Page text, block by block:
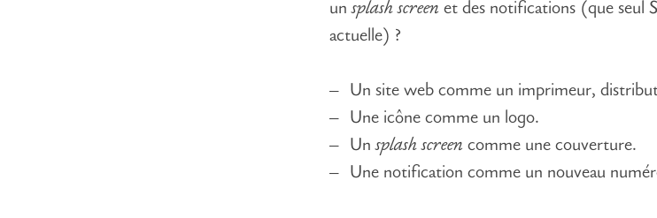
unsplash screen et des notifications (que seul
actuelle) ?
Un site web comme un imprimeur,
Une icône comme un logo.
Unsplash screen comme une couverture.
Une notification comme un nouveau